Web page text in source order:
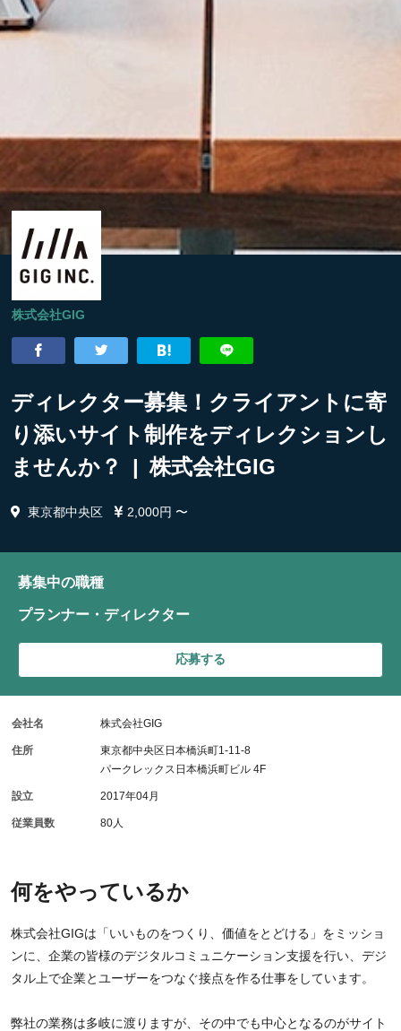
株式会社GIG
ディレクター募集！クライアントに寄
り添いサイト制作をディレクションし
ませんか？ | 株式会社GIG
東京都中央区 2,000円 〜
何をやっているか
株式会社GIGは「いいものをつくり、価値をとどける」をミッショ
ンに、企業の皆様のデジタルコミュニケーション支援を行い、デジ
タル上で企業とユーザーをつなぐ接点を作る仕事をしています。
弊社の業務は多岐に渡りますが、その中でも中心となるのがサイト
募集中の職種
プランナー・ディレクター
応募する
会社名 株式会社GIG
住所
東京都中央区日本橋浜町1-11-8
パークレックス日本橋浜町ビル 4F
設立 2017年04月
従業員数 80人